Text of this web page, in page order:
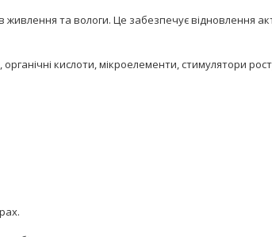
та вологи. Це забезпечує відновлення
кислоти, мікроелементи, стимулятори